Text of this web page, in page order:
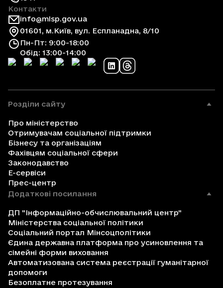
Контакти
info@mlsp.gov.ua
01601, м.Київ, вул. Еспланадна, 8/10
Пн-Пт: 9:00-18:00
Обід: 13:00-14:00
Розділи сайту
Про міністерство
Отримувачам соціальної підтримки
Бізнесу та організаціям
Фахівцям соціальної сфери
Законодавство
Е-сервіси
Прес-центр
Додаткові посилання
ДП "Інформаційно-обчислювальний центр"
Міністерства соціальної політики
Соціальний портал Мінсоцполітики
Єдина державна платформа про усиновлення та
сімейні форми виховання
Автоматизована система реєстрації гуманітарної
допомоги
Безоплатне протезування